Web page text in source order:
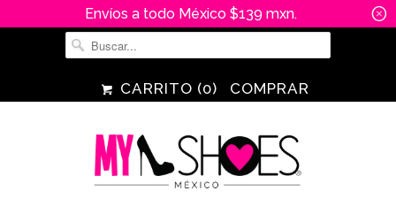
Envíos a todo México $139 mxn. ␡
CARRITO (0) COMPRAR